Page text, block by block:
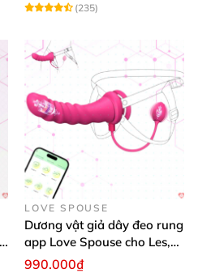
(235)
LOVE SPOUSE
Dương vật giả dây đeo rung
app Love Spouse cho Les,
đồng tính nữ
990.000₫